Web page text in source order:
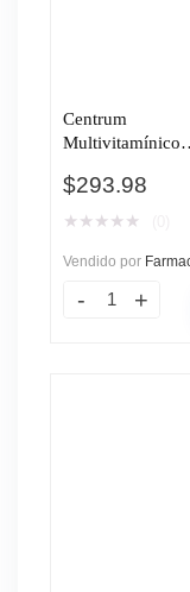
Centrum
Multivitamínico
$293.98
★ ★ ★ ★ ★
Vendido por